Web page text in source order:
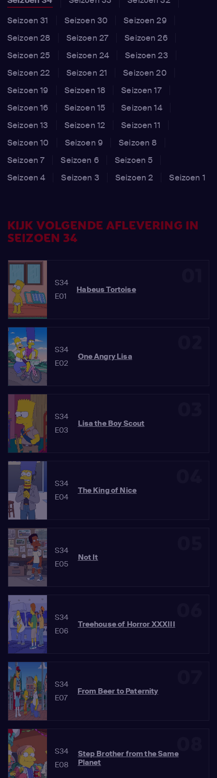
Seizoen 31
Seizoen 30
Seizoen 29
Seizoen 28
Seizoen 27
Seizoen 26
Seizoen 25
Seizoen 24
Seizoen 23
Seizoen 22
Seizoen 21
Seizoen 20
Seizoen 19
Seizoen 18
Seizoen 17
Seizoen 16
Seizoen 15
Seizoen 14
Seizoen 13
Seizoen 12
Seizoen 11
Seizoen 10
Seizoen 9
Seizoen 8
Seizoen 7
Seizoen 6
Seizoen 5
Seizoen 4
Seizoen 3 Seizoen 2 Seizoen 1
KIJK VOLGENDE AFLEVERING IN
SEIZOEN 34
S34
E01
Habeus Tortoise
S34
E02
One Angry Lisa
S34
E03
Lisa the Boy Scout
S34
E04
The King of Nice
S34
E05
Not It
S34
E06
Treehouse of Horror XXXIII
S34
E07
From Beer to Paternity
S34
E08
Step Brother from the Same
Planet